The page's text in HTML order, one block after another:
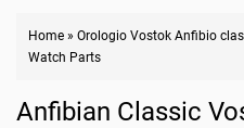
Home » Orologio Vostok Anfibio
Watch Parts
Anfibian Classic